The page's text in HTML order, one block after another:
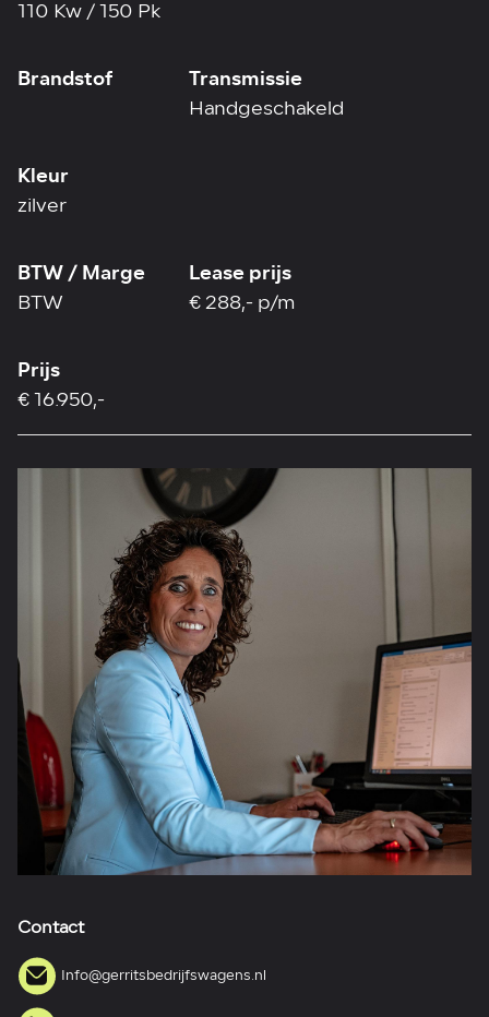
110 Kw / 150 Pk
Brandstof Transmissie
Handgeschakeld
Kleur
zilver
BTW / Marge
BTW
Lease prijs
€ 288,- p/m
Prijs
€ 16.950,-
Contact
Info@gerritsbedrijfswagens.nl